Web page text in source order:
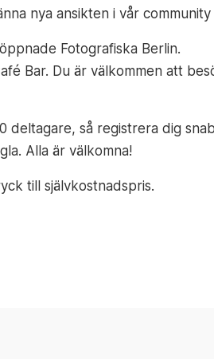
nya ansikten i vår
Fotografiska Berlin.
Bar. Du är välkommen att
deltagare, så registrera dig
Alla är välkomna!
till självkostnadspris.